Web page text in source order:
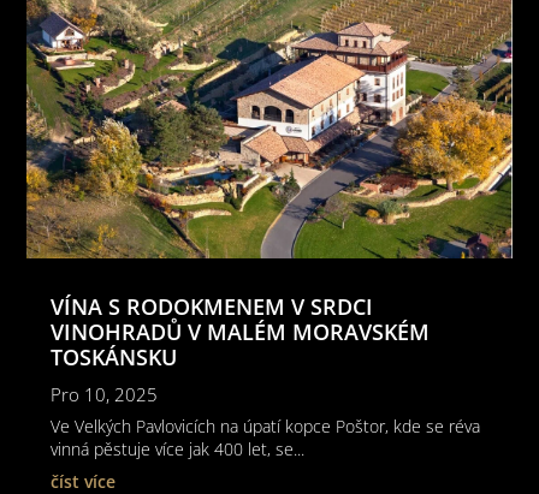
VÍNA S RODOKMENEM V SRDCI
VINOHRADŮ V MALÉM MORAVSKÉM
TOSKÁNSKU
Pro 10, 2025
Ve Velkých Pavlovicích na úpatí kopce Poštor, kde se réva
vinná pěstuje více jak 400 let, se...
číst více